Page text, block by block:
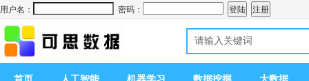
用户名： 密码：
首页 人工智能 机器学习 数据挖掘 大数据